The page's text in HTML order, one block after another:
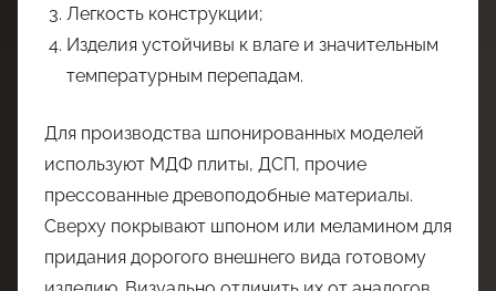
Легкость конструкции;
Изделия устойчивы к влаге и значительным
температурным перепадам.
Для производства шпонированных моделей
используют МДФ плиты, ДСП, прочие
прессованные древоподобные материалы.
Сверху покрывают шпоном или меламином для
придания дорогого внешнего вида готовому